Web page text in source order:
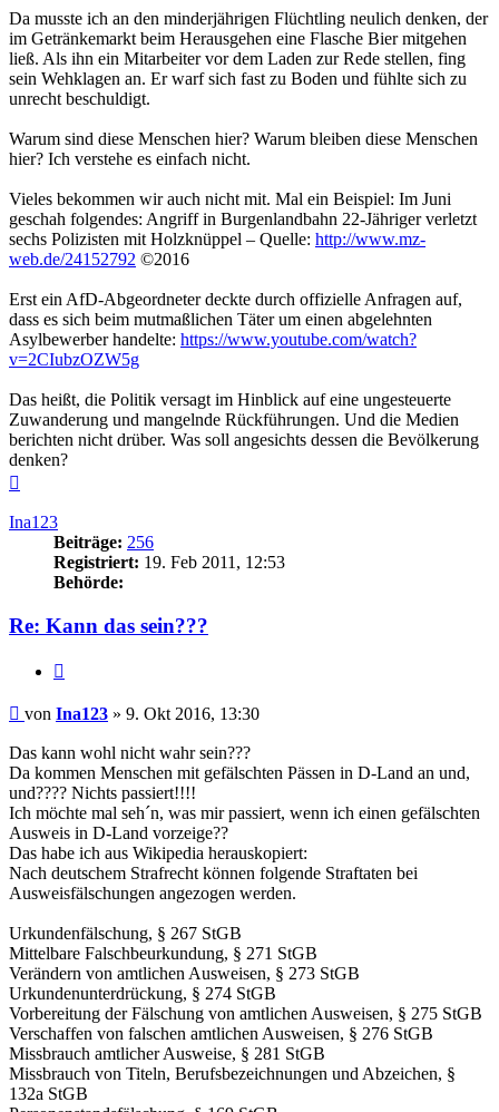
Da musste ich an den minderjährigen Flüchtling neulich denken, der
im Getränkemarkt beim Herausgehen eine Flasche Bier mitgehen
ließ. Als ihn ein Mitarbeiter vor dem Laden zur Rede stellen, fing
sein Wehklagen an. Er warf sich fast zu Boden und fühlte sich zu
unrecht beschuldigt.
Warum sind diese Menschen hier? Warum bleiben diese Menschen
hier? Ich verstehe es einfach nicht.
Vieles bekommen wir auch nicht mit. Mal ein Beispiel: Im Juni
geschah folgendes: Angriff in Burgenlandbahn 22-Jähriger verletzt
sechs Polizisten mit Holzknüppel – Quelle: http://www.mz-
web.de/24152792 ©2016
Erst ein AfD-Abgeordneter deckte durch offizielle Anfragen auf,
dass es sich beim mutmaßlichen Täter um einen abgelehnten
Asylbewerber handelte: https://www.youtube.com/watch?
v=2CIubzOZW5g
Das heißt, die Politik versagt im Hinblick auf eine ungesteuerte
Zuwanderung und mangelnde Rückführungen. Und die Medien
berichten nicht drüber. Was soll angesichts dessen die Bevölkerung
denken?
Ina123
Beiträge: 256
Registriert: 19. Feb 2011, 12:53
Behörde:
Re: Kann das sein???
Beitrag
von Ina123 » 9. Okt 2016, 13:30
Das kann wohl nicht wahr sein???
Da kommen Menschen mit gefälschten Pässen in D-Land an und,
und???? Nichts passiert!!!!
Ich möchte mal seh´n, was mir passiert, wenn ich einen gefälschten
Ausweis in D-Land vorzeige??
Das habe ich aus Wikipedia herauskopiert:
Nach deutschem Strafrecht können folgende Straftaten bei
Ausweisfälschungen angezogen werden.
Urkundenfälschung, § 267 StGB
Mittelbare Falschbeurkundung, § 271 StGB
Verändern von amtlichen Ausweisen, § 273 StGB
Urkundenunterdrückung, § 274 StGB
Vorbereitung der Fälschung von amtlichen Ausweisen, § 275 StGB
Verschaffen von falschen amtlichen Ausweisen, § 276 StGB
Missbrauch amtlicher Ausweise, § 281 StGB
Missbrauch von Titeln, Berufsbezeichnungen und Abzeichen, §
132a StGB